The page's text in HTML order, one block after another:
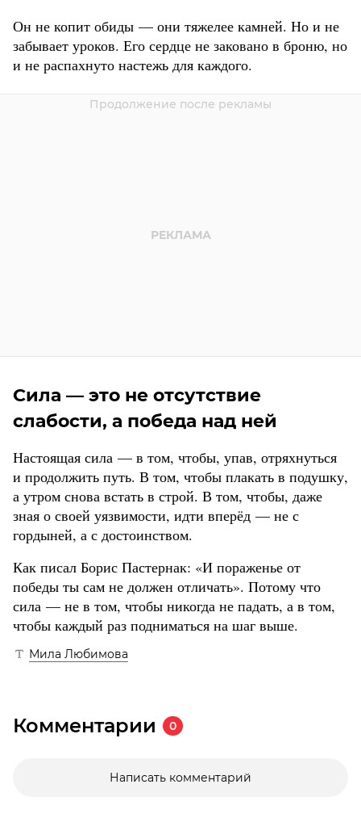
Он не копит обиды — они тяжелее камней. Но и не
забывает уроков. Его сердце не заковано в броню, но
и не распахнуто настежь для каждого.
Сила — это не отсутствие
слабости, а победа над ней
Настоящая сила — в том, чтобы, упав, отряхнуться
и продолжить путь. В том, чтобы плакать в подушку,
а утром снова встать в строй. В том, чтобы, даже
зная о своей уязвимости, идти вперёд — не с
гордыней, а с достоинством.
Как писал Борис Пастернак: «И пораженье от
победы ты сам не должен отличать». Потому что
сила — не в том, чтобы никогда не падать, а в том,
чтобы каждый раз подниматься на шаг выше.
Мила Любимова
Комментарии 0
Написать комментарий